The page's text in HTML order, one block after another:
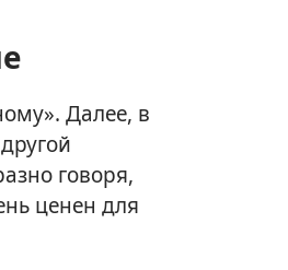
Далее, в
говоря,
ценен для